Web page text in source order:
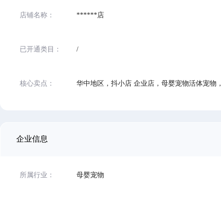
店铺名称： ******店
已开通类目： /
核心卖点：
企业信息
所属行业： 母婴宠物